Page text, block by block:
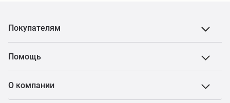
Покупателям
Помощь
О компании